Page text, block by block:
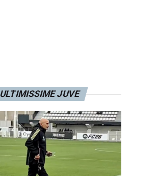
ULTIMISSIME JUVE